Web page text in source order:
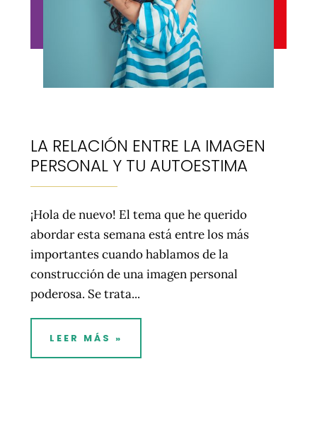
LA RELACIÓN ENTRE LA IMAGEN
PERSONAL Y TU AUTOESTIMA
¡Hola de nuevo! El tema que he querido
abordar esta semana está entre los más
importantes cuando hablamos de la
construcción de una imagen personal
poderosa. Se trata...
LEER MÁS »